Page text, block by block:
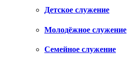
Детское служение
Молодёжное служение
Семейное служение